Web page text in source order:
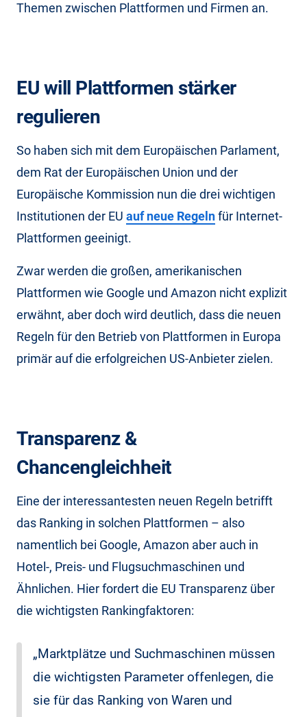
Themen zwischen Plattformen und Firmen an.
EU will Plattformen stärker
regulieren
So haben sich mit dem Europäischen Parlament,
dem Rat der Europäischen Union und der
Europäische Kommission nun die drei wichtigen
Institutionen der EU auf neue Regelnfür Internet-
Plattformen geeinigt.
Zwar werden die großen, amerikanischen
Plattformen wie Google und Amazon nicht explizit
erwähnt, aber doch wird deutlich, dass die neuen
Regeln für den Betrieb von Plattformen in Europa
primär auf die erfolgreichen US-Anbieter zielen.
Transparenz &
Chancengleichheit
Eine der interessantesten neuen Regeln betrifft
das Ranking in solchen Plattformen – also
namentlich bei Google, Amazon aber auch in
Hotel-, Preis- und Flugsuchmaschinen und
Ähnlichen. Hier fordert die EU Transparenz über
die wichtigsten Rankingfaktoren:
„Marktplätze und Suchmaschinen müssen
die wichtigsten Parameter offenlegen, die
sie für das Ranking von Waren und